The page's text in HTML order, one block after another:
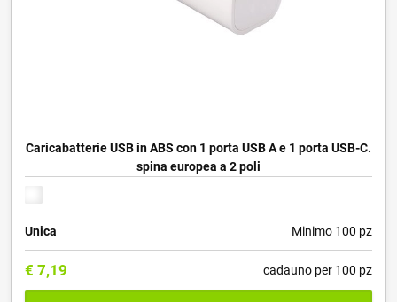
Caricabatterie USB in ABS con 1 porta USB A e 1 porta USB-C.
spina europea a 2 poli
Unica Minimo 100 pz
€ 7,19 cadauno per 100 pz